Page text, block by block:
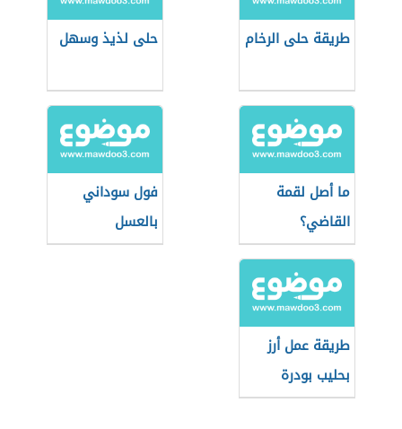
طريقة حلى الرخام حلى لذيذ وسهل
ما أصل لقمة
القاضي؟
فول سوداني
بالعسل
طريقة عمل أرز
بحليب بودرة